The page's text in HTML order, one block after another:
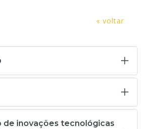
« voltar
de inovações tecnológicas